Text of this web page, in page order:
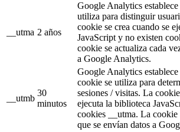
__utma 2 años
Google Analytics
utiliza para distinguir
cookie se crea cuando se
JavaScript y no existen
cookie se actualiza cada
a Google Analytics.
__utmb
30
minutos
Google Analytics
cookie se utiliza para
sesiones / visitas. La
ejecuta la biblioteca
cookies __utma. La cookie
que se envían datos a